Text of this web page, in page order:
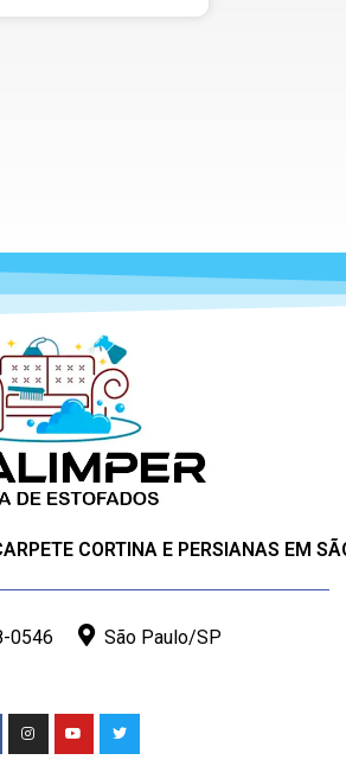
CORTINA E PERSIANAS EM
0546 São Paulo/SP